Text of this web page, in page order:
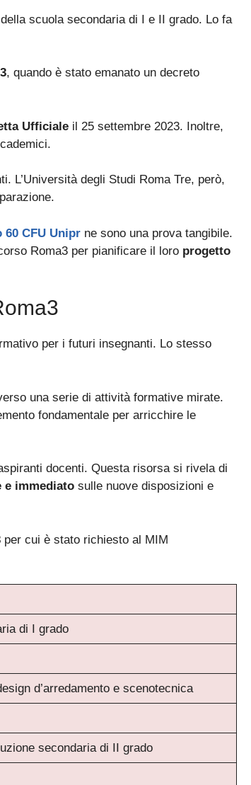
scuola secondaria di I e II grado. Lo fa
, quando è stato emanato un decreto
Ufficiale il 25 settembre 2023. Inoltre,
L’Università degli Studi Roma Tre, però,
CFU Unipr ne sono una prova tangibile.
Roma3 per pianificare il loro progetto
per i futuri insegnanti. Lo stesso
una serie di attività formative mirate.
fondamentale per arricchire le
docenti. Questa risorsa si rivela di
e immediato sulle nuove disposizioni e
per cui è stato richiesto al MIM
di I grado
d’arredamento e scenotecnica
secondaria di II grado
come arrivare con il MASSIMO PUNTEGGIO
a maggio 2026